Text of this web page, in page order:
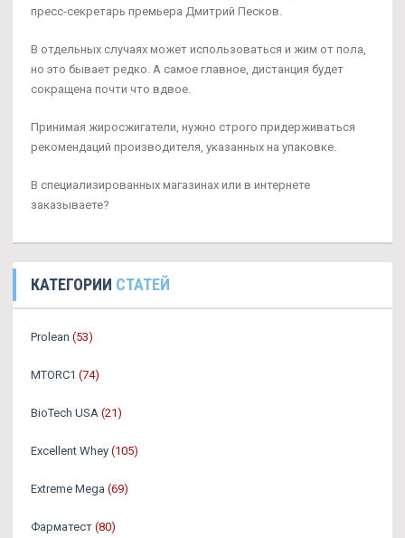
пресс-секретарь премьера Дмитрий Песков.
В отдельных случаях может использоваться и жим от пола,
но это бывает редко. А самое главное, дистанция будет
сокращена почти что вдвое.
Принимая жиросжигатели, нужно строго придерживаться
рекомендаций производителя, указанных на упаковке.
В специализированных магазинах или в интернете
заказываете?
КАТЕГОРИИ СТАТЕЙ
Prolean (53)
MTORC1 (74)
BioTech USA (21)
Excellent Whey (105)
Extreme Mega (69)
Фарматест (80)